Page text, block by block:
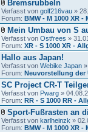
Bremsrubbeln
Verfasst von golf216vau »
Forum: BMW - M 1000 XR -
Mein Umbau von S
Verfasst von Ostfrees »
Forum: XR - S 1000 XR -
Hallo aus Japan!
Verfasst von Webike Japan
Forum: Neuvorstellung der
SC Project CR-T
Verfasst von Pwarg »
Forum: RR - S 1000 RR -
Sport-Fußrasten an
Verfasst von karlheinzk »
Forum: BMW - M 1000 XR -